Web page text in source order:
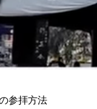
参拝方法